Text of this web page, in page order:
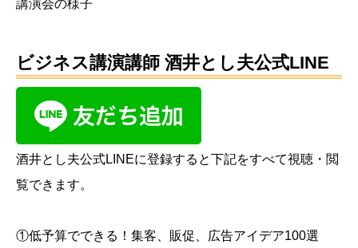
講演会の様子
ビジネス講演講師 酒井とし夫公式LINE
酒井とし夫公式LINEに登録すると下記をすべて視聴・閲
覧できます。
①低予算でできる！集客、販促、広告アイデア100選